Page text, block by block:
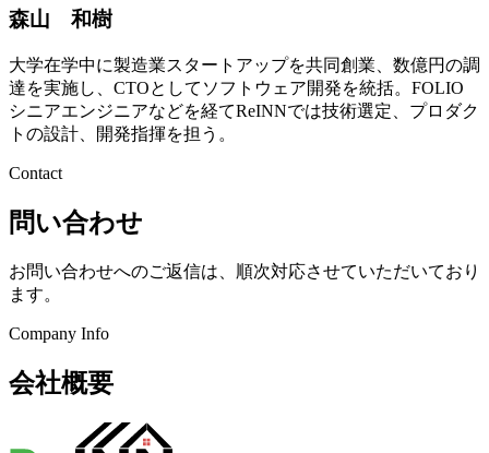
森山 和樹
大学在学中に製造業スタートアップを共同創業、数億円の調
達を実施し、CTOとしてソフトウェア開発を統括。FOLIO
シニアエンジニアなどを経てReINNでは技術選定、プロダク
トの設計、開発指揮を担う。
Contact
問い合わせ
お問い合わせへのご返信は、順次対応させていただいており
ます。
Company Info
会社概要